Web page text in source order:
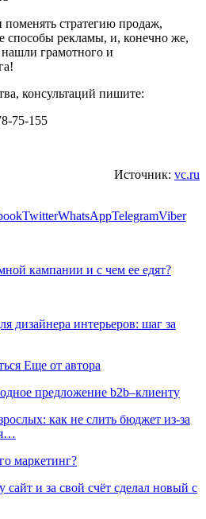
стратегию продаж,
способы рекламы, и, конечно же,
грамотного и
консультаций пишите:
75-155
Источник: vc.ru
TwitterWhatsAppTelegramViber
кампании и с чем ее едят?
дизайнера интерьеров: шаг за
Еще от автора
предложение b2b–клиенту
как не слить бюджет из-за
маркетинг?
и за свой счёт сделал новый с